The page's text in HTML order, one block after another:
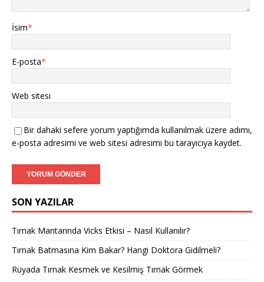
İsim*
E-posta*
Web sitesi
Bir dahaki sefere yorum yaptığımda kullanılmak üzere adımı,
e-posta adresimi ve web sitesi adresimi bu tarayıcıya kaydet.
SON YAZILAR
Tırnak Mantarında Vicks Etkisi – Nasıl Kullanılır?
Tırnak Batmasına Kim Bakar? Hangi Doktora Gidilmeli?
Rüyada Tırnak Kesmek ve Kesilmiş Tırnak Görmek